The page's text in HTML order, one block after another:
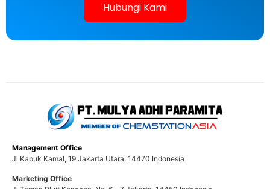
Hubungi Kami
Management Office
Jl Kapuk Kamal, 19 Jakarta Utara, 14470 Indonesia
Marketing Office